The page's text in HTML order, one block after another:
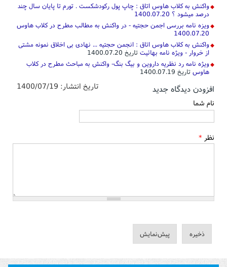
واکنش به کلاب هاوس اتاق : چاپ پول رکودشکست . تورم تا پایان سال چند
درصد میشود ؟ 1400.07.20
ویزه نامه بررسی اجمن حجتیه - در واکنش به مطالب مطرح در کلاب هاوس
1400.07.20
واکنش به کلاب هاوس اتاق : انجمن حجتیه ... نهادی بی اخلاق نمونه مشتی
از خروار - ویژه نامه بهائیت تاریخ 1400.07.20
ویژه نامه رد نظریه داروین و بیگ بنگ- واکنش به مباحث مطرح در کلاب
هاوس تاریخ 1400.07.19
تاریخ انتشار: 1400/07/19 افزودن دیدگاه جدید
نام شما
نظر *